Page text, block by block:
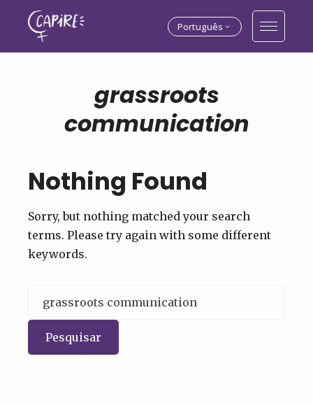
Português
grassroots
communication
Nothing Found
Sorry, but nothing matched your search
terms. Please try again with some different
keywords.
por: